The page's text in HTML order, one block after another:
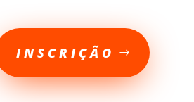
INSCRIÇÃO